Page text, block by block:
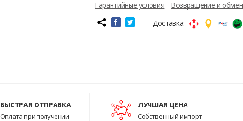
Гарантийные условия Возвращение и обмен
Доставка:
БЫСТРАЯ ОТПРАВКА
Оплата при получении
ЛУЧШАЯ ЦЕНА
Собственный импорт